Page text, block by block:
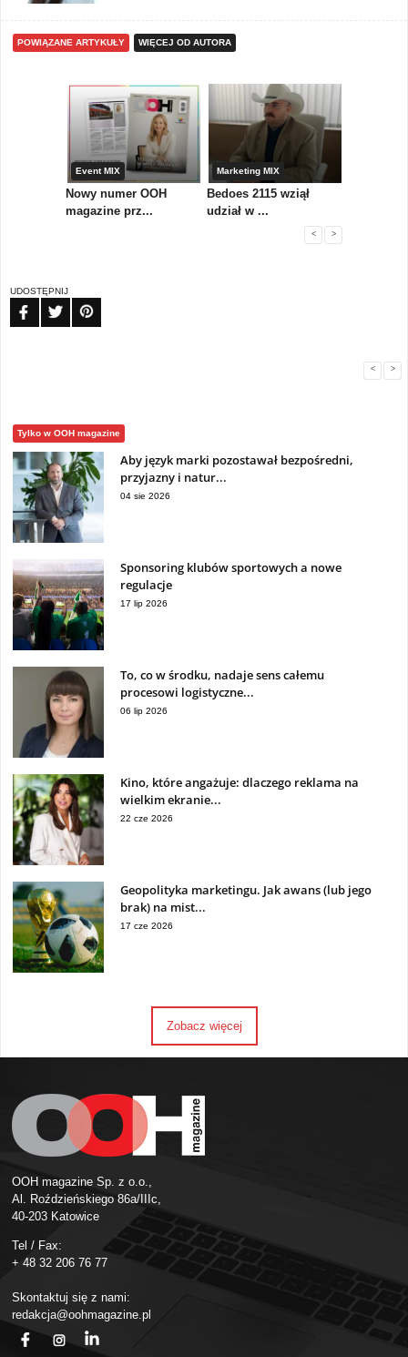
POWIĄZANE ARTYKUŁY WIĘCEJ OD AUTORA
Event MIX
Nowy numer OOH
magazine prz...
Marketing MIX
Bedoes 2115 wziął
udział w ...
< >
UDOSTĘPNIJ
< >
Tylko w OOH magazine
Aby język marki pozostawał bezpośredni,
przyjazny i natur...
04 sie 2026
Sponsoring klubów sportowych a nowe
regulacje
17 lip 2026
To, co w środku, nadaje sens całemu
procesowi logistyczne...
06 lip 2026
Kino, które angażuje: dlaczego reklama na
wielkim ekranie...
22 cze 2026
Geopolityka marketingu. Jak awans (lub jego
brak) na mist...
17 cze 2026
Zobacz więcej
OOH magazine Sp. z o.o.,
Al. Roździeńskiego 86a/IIIc,
40-203 Katowice
Tel / Fax:
+ 48 32 206 76 77
Skontaktuj się z nami:
redakcja@oohmagazine.pl